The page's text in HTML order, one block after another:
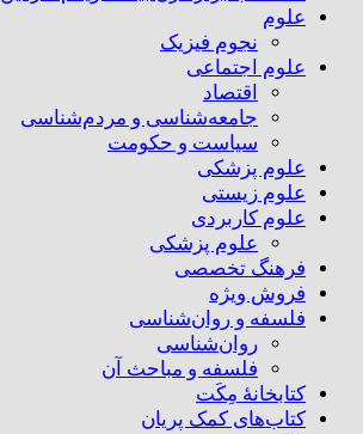
علوم
نجوم فیزیک
علوم اجتماعی
اقتصاد
جامعه‌شناسی و مردم‌شناسی
سیاست و حکومت
علوم پزشکی
علوم زیستی
علوم کاربردی
علوم پزشکی
فرهنگ تخصصی
فروش ویژه
فلسفه و روان‌شناسی
روان‌شناسی
فلسفه و مباحث آن
کتابخانۀ مِکَت
کتاب‌های کمک پریان